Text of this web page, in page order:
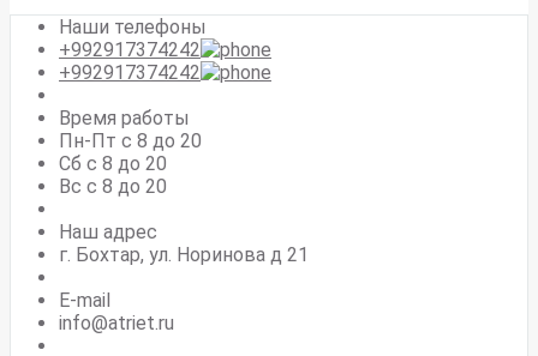
Наши телефоны
+992917374242
+992917374242
Время работы
Пн-Пт с 8 до 20
Сб с 8 до 20
Вс c 8 до 20
Наш адрес
г. Бохтар, ул. Норинова д 21
E-mail
info@atriet.ru